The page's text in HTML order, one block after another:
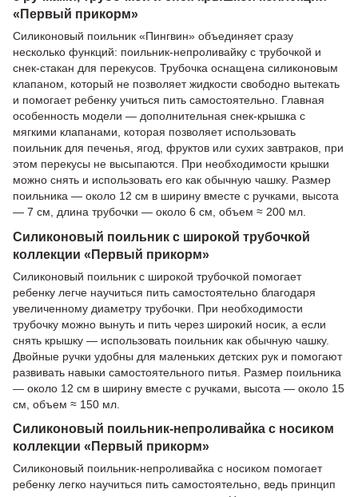
«Первый прикорм»
Силиконовый поильник «Пингвин» объединяет сразу
несколько функций: поильник-непроливайку с трубочкой и
снек-стакан для перекусов. Трубочка оснащена силиконовым
клапаном, который не позволяет жидкости свободно вытекать
и помогает ребенку учиться пить самостоятельно. Главная
особенность модели — дополнительная снек-крышка с
мягкими клапанами, которая позволяет использовать
поильник для печенья, ягод, фруктов или сухих завтраков, при
этом перекусы не высыпаются. При необходимости крышки
можно снять и использовать его как обычную чашку. Размер
поильника — около 12 см в ширину вместе с ручками, высота
— 7 см, длина трубочки — около 6 см, объем ≈ 200 мл.
Силиконовый поильник с широкой трубочкой
коллекции «Первый прикорм»
Силиконовый поильник с широкой трубочкой помогает
ребенку легче научиться пить самостоятельно благодаря
увеличенному диаметру трубочки. При необходимости
трубочку можно вынуть и пить через широкий носик, а если
снять крышку — использовать поильник как обычную чашку.
Двойные ручки удобны для маленьких детских рук и помогают
развивать навыки самостоятельного питья. Размер поильника
— около 12 см в ширину вместе с ручками, высота — около 15
см, объем ≈ 150 мл.
Силиконовый поильник-непроливайка с носиком
коллекции «Первый прикорм»
Силиконовый поильник-непроливайка с носиком помогает
ребенку легко научиться пить самостоятельно, ведь принцип